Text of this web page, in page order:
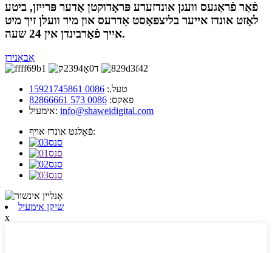
פֿאַר פֿראַגעס וועגן אונדזערע פּראָדוקטן אָדער פּרייזן, ביטע
לאָזט אונדז אייער בליצפּאָסט אַדרעס און מיר וועלן זיך מיט
אייך פֿאַרבינדן אין 24 שעה.
אַבאָנירן
טעל.: 0086 15921745861
פאַקס: 0086 573 82866661
אימעיל: info@shaweidigital.com
פֿאָלגט אונדז אויף:
שיקן אימעיל
x